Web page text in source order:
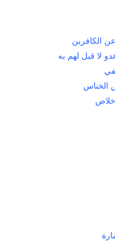
الكافرين
لا قبل لهم به
الخناس